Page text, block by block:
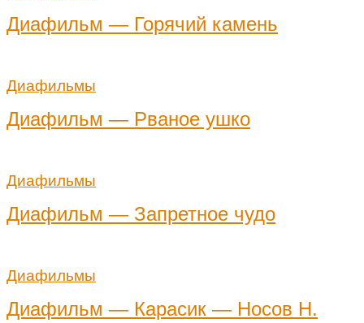
Диафильм — Горячий камень
Диафильмы
Диафильм — Рваное ушко
Диафильмы
Диафильм — Запретное чудо
Диафильмы
Диафильм — Карасик — Носов Н.